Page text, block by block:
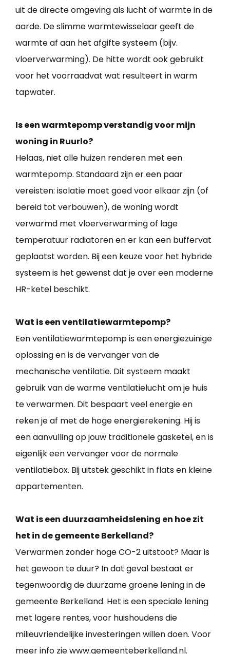
uit de directe omgeving als lucht of warmte in de
aarde. De slimme warmtewisselaar geeft de
warmte af aan het afgifte systeem (bijv.
vloerverwarming). De hitte wordt ook gebruikt
voor het voorraadvat wat resulteert in warm
tapwater.
Is een warmtepomp verstandig voor mijn
woning in Ruurlo?
Helaas, niet alle huizen renderen met een
warmtepomp. Standaard zijn er een paar
vereisten: isolatie moet goed voor elkaar zijn (of
bereid tot verbouwen), de woning wordt
verwarmd met vloerverwarming of lage
temperatuur radiatoren en er kan een buffervat
geplaatst worden. Bij een keuze voor het hybride
systeem is het gewenst dat je over een moderne
HR-ketel beschikt.
Wat is een ventilatiewarmtepomp?
Een ventilatiewarmtepomp is een energiezuinige
oplossing en is de vervanger van de
mechanische ventilatie. Dit systeem maakt
gebruik van de warme ventilatielucht om je huis
te verwarmen. Dit bespaart veel energie en
reken je af met de hoge energierekening. Hij is
een aanvulling op jouw traditionele gasketel, en is
eigenlijk een vervanger voor de normale
ventilatiebox. Bij uitstek geschikt in flats en kleine
appartementen.
Wat is een duurzaamheidslening en hoe zit
het in de gemeente Berkelland?
Verwarmen zonder hoge CO-2 uitstoot? Maar is
het gewoon te duur? In dat geval bestaat er
tegenwoordig de duurzame groene lening in de
gemeente Berkelland. Het is een speciale lening
met lagere rentes, voor huishoudens die
milieuvriendelijke investeringen willen doen. Voor
meer info zie www.gemeenteberkelland.nl.